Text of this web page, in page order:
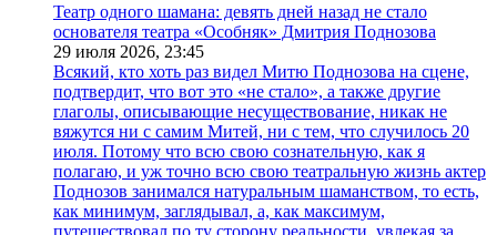
Театр одного шамана: девять дней назад не стало
основателя театра «Особняк» Дмитрия Поднозова
29 июля 2026, 23:45
Всякий, кто хоть раз видел Митю Поднозова на сцене,
подтвердит, что вот это «не стало», а также другие
глаголы, описывающие несуществование, никак не
вяжутся ни с самим Митей, ни с тем, что случилось 20
июля. Потому что всю свою сознательную, как я
полагаю, и уж точно всю свою театральную жизнь актер
Поднозов занимался натуральным шаманством, то есть,
как минимум, заглядывал, а, как максимум,
путешествовал по ту сторону реальности, увлекая за